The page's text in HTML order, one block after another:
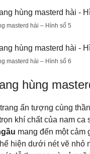
masterd hài – Hình số 5
masterd hài – Hình số 6
hùng
ấn tượng cùng
khí chất của nam ca
mang đến một cảm
hiện dưới nét vẽ nhỏ